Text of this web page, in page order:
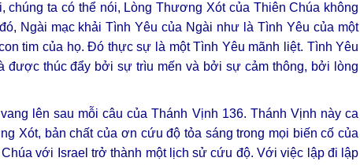
chúng ta có thể nói, Lòng Thương Xót của Thiên Chúa không
Ngài mạc khải Tình Yêu của Ngài như là Tình Yêu của một
tim của họ. Đó thực sự là một Tình Yêu mãnh liệt. Tình Yêu
được thúc đẩy bởi sự trìu mến và bởi sự cảm thông, bởi lòng
lên sau mỗi câu của Thánh Vịnh 136. Thánh Vịnh này ca
Xót, bản chất của ơn cứu độ tỏa sáng trong mọi biến cố của
với Israel trở thành một lịch sử cứu độ. Với việc lập đi lập